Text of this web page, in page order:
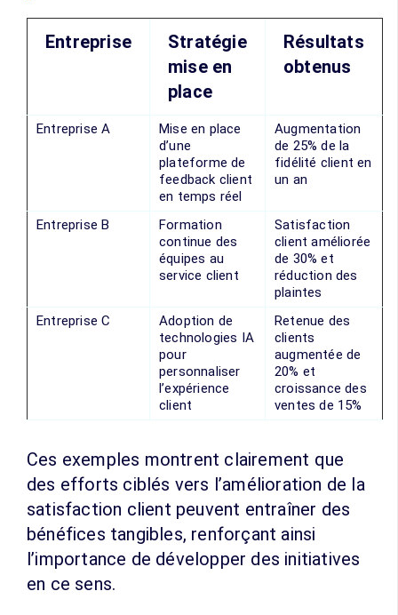
Entreprise
Stratégie
mise en
place
Résultats
obtenus
Entreprise A
Mise en place
d’une
plateforme de
feedback client
en temps réel
Augmentation
de 25% de la
fidélité client en
un an
Entreprise B
Formation
continue des
équipes au
service client
Satisfaction
client améliorée
de 30% et
réduction des
plaintes
Entreprise C
Adoption de
technologies IA
pour
personnaliser
l’expérience
client
Retenue des
clients
augmentée de
20% et
croissance des
ventes de 15%
Ces exemples montrent clairement que
des efforts ciblés vers l’amélioration de la
satisfaction client peuvent entraîner des
bénéfices tangibles, renforçant ainsi
l’importance de développer des initiatives
en ce sens.